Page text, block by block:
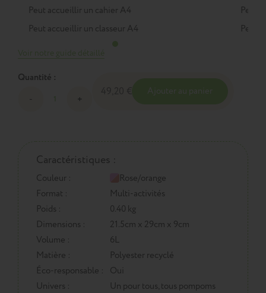
Peut accueillir un cahier A4
Peut accueillir un classeur A4
Peut
Peut
Quantité :
Caractéristiques :
Couleur :
Rose/orange
Format :
Multi-activités
Poids :
0.40 kg
Dimensions :
21.5cm x 29cm x 9cm
Volume :
6L
Matière :
Polyester recyclé
Éco-responsable :
Oui
Univers :
Un pour tous, tous pompoms